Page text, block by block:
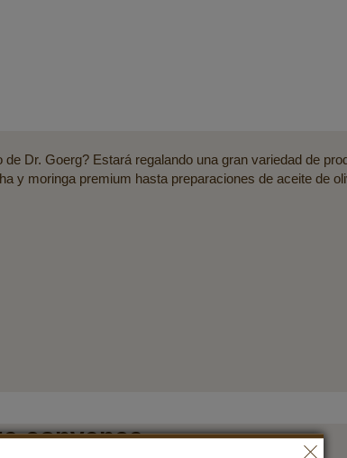
de Dr. Goerg? Estará regalando una gran variedad de
moringa premium hasta preparaciones de aceite de
convence